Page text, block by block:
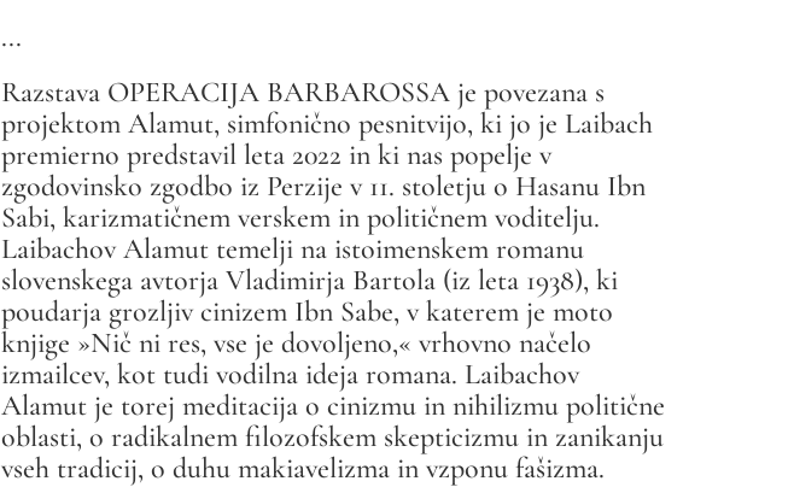
...
Razstava OPERACIJA BARBAROSSA je povezana s
projektom Alamut, simfonično pesnitvijo, ki jo je Laibach
premierno predstavil leta 2022 in ki nas popelje v
zgodovinsko zgodbo iz Perzije v 11. stoletju o Hasanu Ibn
Sabi, karizmatičnem verskem in političnem voditelju.
Laibachov Alamut temelji na istoimenskem romanu
slovenskega avtorja Vladimirja Bartola (iz leta 1938), ki
poudarja grozljiv cinizem Ibn Sabe, v katerem je moto
knjige »Nič ni res, vse je dovoljeno,« vrhovno načelo
izmailcev, kot tudi vodilna ideja romana. Laibachov
Alamut je torej meditacija o cinizmu in nihilizmu politične
oblasti, o radikalnem filozofskem skepticizmu in zanikanju
vseh tradicij, o duhu makiavelizma in vzponu fašizma.